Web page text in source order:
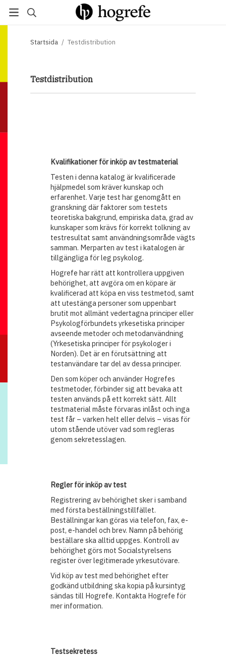
Startsida / Testdistribution
Testdistribution
Kvalifikationer för inköp av testmaterial
Testen i denna katalog är kvalificerade
hjälpmedel som kräver kunskap och
erfarenhet. Varje test har genomgått en
granskning där faktorer som testets
teoretiska bakgrund, empiriska data, grad av
kunskaper som krävs för korrekt tolkning av
testresultat samt användningsområde vägts
samman. Merparten av test i katalogen är
tillgängliga för leg psykolog.
Hogrefe har rätt att kontrollera uppgiven
behörighet, att avgöra om en köpare är
kvalificerad att köpa en viss testmetod, samt
att utestänga personer som uppenbart
brutit mot allmänt vedertagna principer eller
Psykologförbundets yrkesetiska principer
avseende metoder och metodanvändning
(Yrkesetiska principer för psykologer i
Norden). Det är en förutsättning att
testanvändare tar del av dessa principer.
Den som köper och använder Hogrefes
testmetoder, förbinder sig att bevaka att
testen används på ett korrekt sätt. Allt
testmaterial måste förvaras inlåst och inga
test får – varken helt eller delvis – visas för
utom stående utöver vad som regleras
genom sekretesslagen.
Regler för inköp av test
Registrering av behörighet sker i samband
med första beställningstillfället.
Beställningar kan göras via telefon, fax, e-
post, e-handel och brev. Namn på behörig
beställare ska alltid uppges. Kontroll av
behörighet görs mot Socialstyrelsens
register över legitimerade yrkesutövare.
Vid köp av test med behörighet efter
godkänd utbildning ska kopia på kursintyg
sändas till Hogrefe. Kontakta Hogrefe för
mer information.
Testsekretess